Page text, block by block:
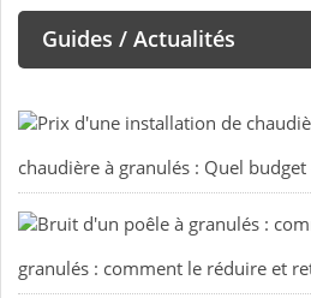
Guides / Actualités
chaudière à granulés : Quel budget
granulés : comment le réduire et